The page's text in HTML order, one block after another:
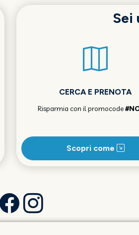
Sei
CERCA E PRENOTA
Risparmia con il promocode
Scopri come